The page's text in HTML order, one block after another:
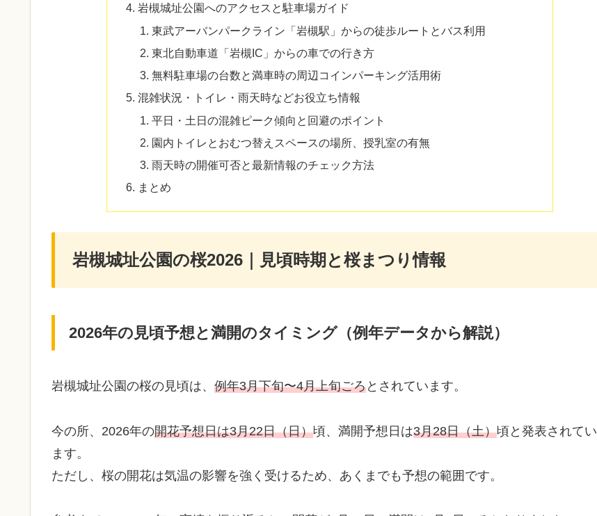
岩槻城址公園へのアクセスと駐車場ガイド
東武アーバンパークライン「岩槻駅」からの徒歩ルートとバス利用
東北自動車道「岩槻IC」からの車での行き方
無料駐車場の台数と満車時の周辺コインパーキング活用術
混雑状況・トイレ・雨天時などお役立ち情報
平日・土日の混雑ピーク傾向と回避のポイント
園内トイレとおむつ替えスペースの場所、授乳室の有無
雨天時の開催可否と最新情報のチェック方法
まとめ
岩槻城址公園の桜2026｜見頃時期と桜まつり情報
2026年の見頃予想と満開のタイミング（例年データから解説）
岩槻城址公園の桜の見頃は、 例年3月下旬〜4月上旬ごろとされています。
今の所、2026年の開花予想日は3月22日（日）頃、満開予想日は3月28日（土）頃と発表されてい
ます。
ただし、桜の開花は気温の影響を強く受けるため、あくまでも予想の範囲です。